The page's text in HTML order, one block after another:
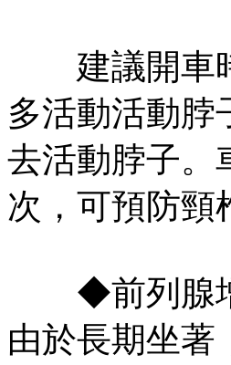
建議開車時
多活動活動脖
去活動脖子。
次，可預防頸
◆前列腺增
由於長期坐著